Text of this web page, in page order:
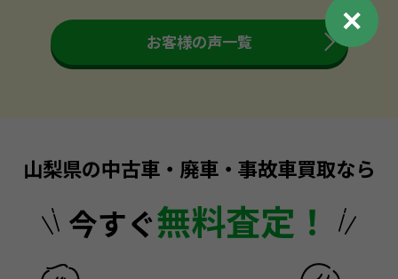
お客様の声一覧
山梨県の中古車・廃車・事故車買取なら
今すぐ無料査定！
✕